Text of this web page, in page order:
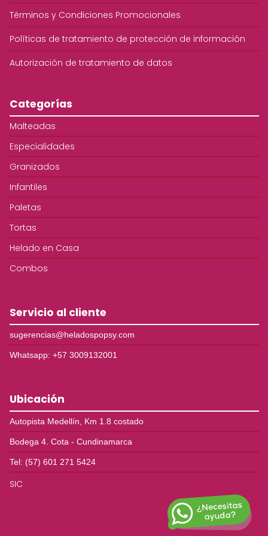
Términos y Condiciones Promocionales
Políticas de tratamiento de protección de información
Autorización de tratamiento de datos
Categorías
Malteadas
Especialidades
Granizados
Infantiles
Paletas
Tortas
Helado en Casa
Combos
Servicio al cliente
sugerencias@heladospopsy.com
Whatsapp: +57 3009132001
Ubicación
Autopista Medellín, Km 1.8 costado
Bodega 4. Cota - Cundinamarca
Tel: (57) 601 271 5424
SIC